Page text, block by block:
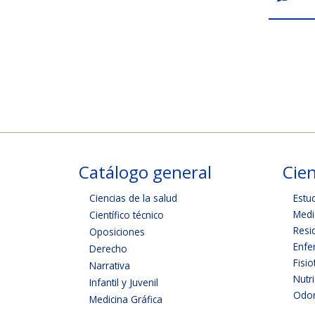
Catálogo general
Ciencias de la salud
Científico técnico
Oposiciones
Derecho
Narrativa
Infantil y Juvenil
Medicina Gráfica